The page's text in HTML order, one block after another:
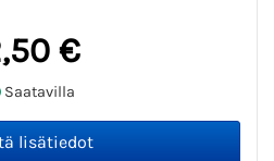
€
Saatavilla